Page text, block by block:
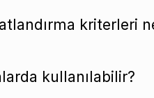
kriterleri
kullanılabilir?